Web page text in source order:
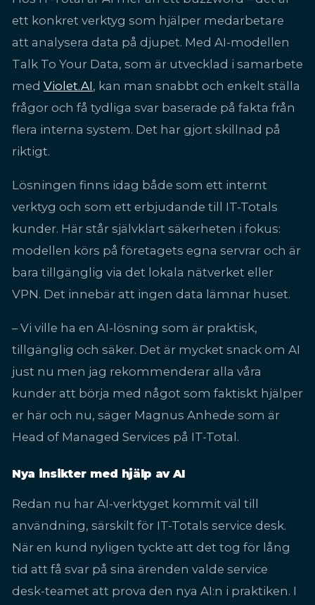
ett konkret verktyg som hjälper medarbetare
att analysera data på djupet. Med AI-modellen
Talk To Your Data, som är utvecklad i samarbete
med Violet.AI, kan man snabbt och enkelt ställa
frågor och få tydliga svar baserade på fakta från
flera interna system. Det har gjort skillnad på
riktigt.
Lösningen finns idag både som ett internt
verktyg och som ett erbjudande till IT-Totals
kunder. Här står självklart säkerheten i fokus:
modellen körs på företagets egna servrar och är
bara tillgänglig via det lokala nätverket eller
VPN. Det innebär att ingen data lämnar huset.
– Vi ville ha en AI-lösning som är praktisk,
tillgänglig och säker. Det är mycket snack om AI
just nu men jag rekommenderar alla våra
kunder att börja med något som faktiskt hjälper
er här och nu, säger Magnus Anhede som är
Head of Managed Services på IT-Total.
Nya insikter med hjälp av AI
Redan nu har AI-verktyget kommit väl till
användning, särskilt för IT-Totals service desk.
När en kund nyligen tyckte att det tog för lång
tid att få svar på sina ärenden valde service
desk-teamet att prova den nya AI:n i praktiken. I